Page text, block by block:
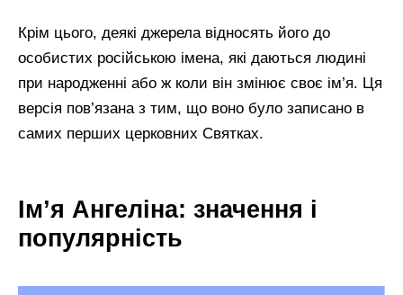
Крім цього, деякі джерела відносять його до
особистих російською імена, які даються людині
при народженні або ж коли він змінює своє ім’я. Ця
версія пов’язана з тим, що воно було записано в
самих перших церковних Святках.
Ім’я Ангеліна: значення і
популярність